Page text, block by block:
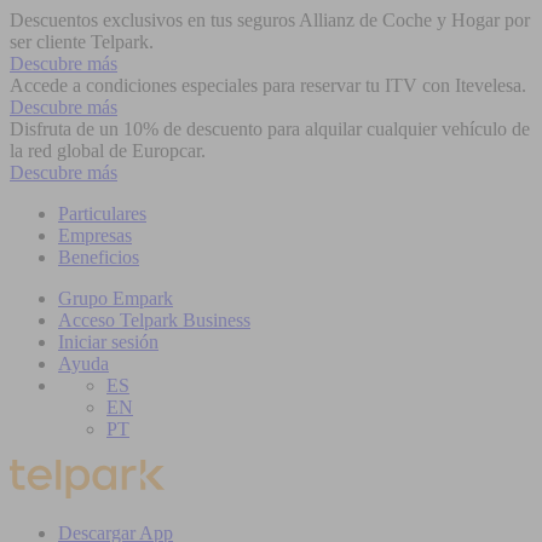
Descuentos exclusivos en tus seguros Allianz de Coche y Hogar por
ser cliente Telpark.
Descubre más
Accede a condiciones especiales para reservar tu ITV con Itevelesa.
Descubre más
Disfruta de un 10% de descuento para alquilar cualquier vehículo de
la red global de Europcar.
Descubre más
Particulares
Empresas
Beneficios
Grupo Empark
Acceso Telpark Business
Iniciar sesión
Ayuda
ES
EN
PT
Descargar App